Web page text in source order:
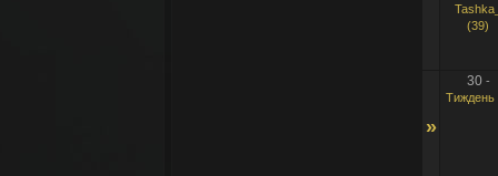
(39)
»
30-
Тиждень